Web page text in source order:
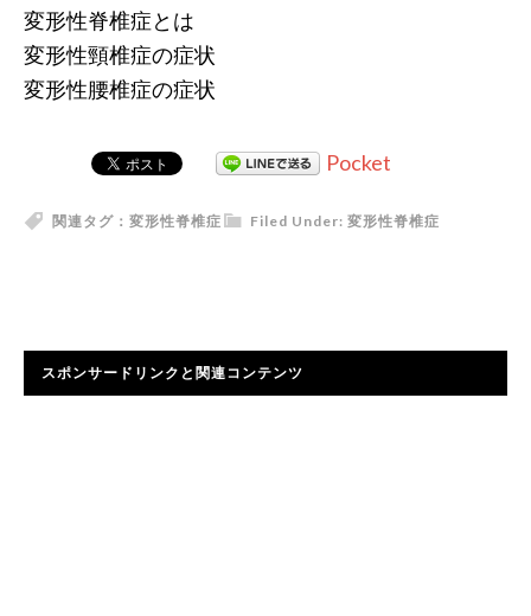
変形性脊椎症とは
変形性頸椎症の症状
変形性腰椎症の症状
Pocket
Filed Under: 変形性脊椎症
関連タグ： 変形性脊椎症
スポンサードリンクと関連コンテンツ